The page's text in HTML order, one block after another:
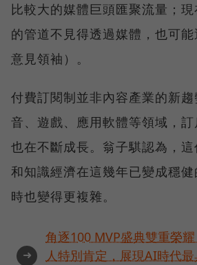
比較大的媒體巨頭匯聚流量；
的管道不見得透過媒體，也可
意見領袖）。
付費訂閱制並非內容產業的新
音、遊戲、應用軟體等領域，
也在不斷成長。翁子騏認為，
和知識經濟在這幾年已變成穩
時也變得更複雜。
➜
角逐100 MVP盛典雙重榮
人特別肯定，展現AI時代